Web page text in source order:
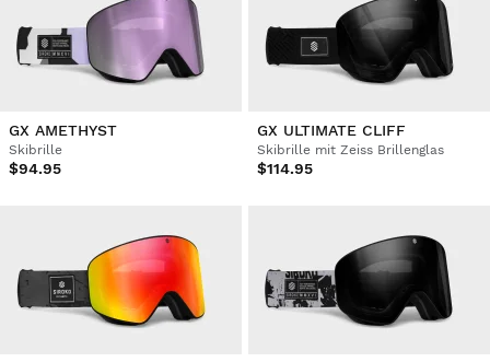
GX AMETHYST
Skibrille
$94.95
GX ULTIMATE CLIFF
Skibrille mit Zeiss Brillenglas
$114.95